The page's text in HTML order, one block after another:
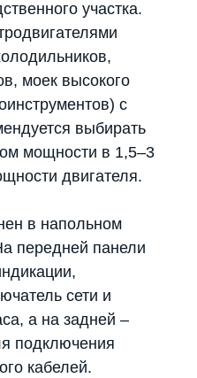
участка.
моек высокого
с
выбирать
мощности в 1,5–3
двигателя.
в напольном
передней панели
сети и
а на задней –
подключения
кабелей.